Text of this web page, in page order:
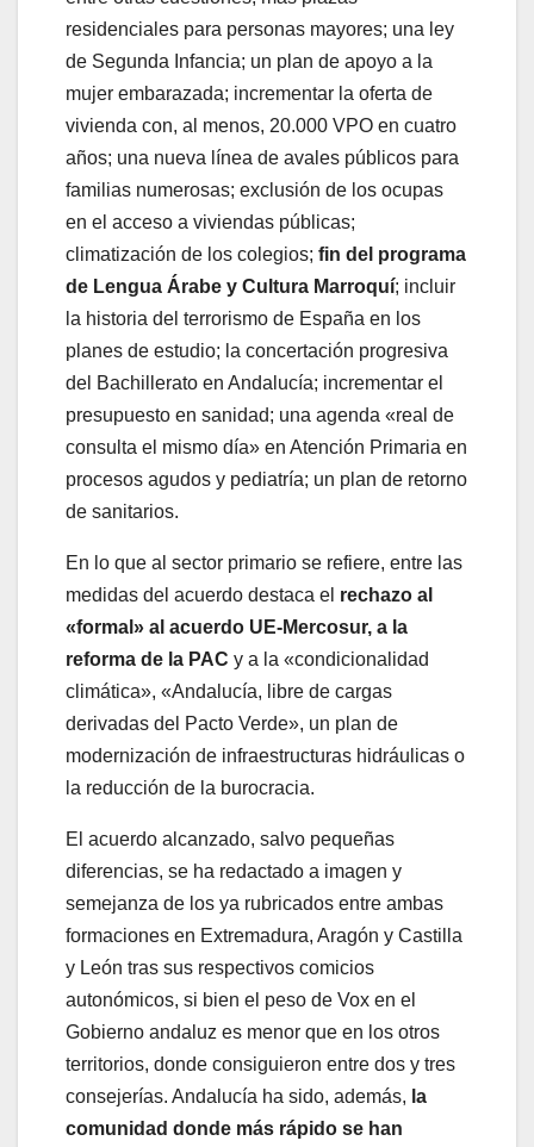
residenciales para personas mayores; una ley
de Segunda Infancia; un plan de apoyo a la
mujer embarazada; incrementar la oferta de
vivienda con, al menos, 20.000 VPO en cuatro
años; una nueva línea de avales públicos para
familias numerosas; exclusión de los ocupas
en el acceso a viviendas públicas;
climatización de los colegios; fin del programa
de Lengua Árabe y Cultura Marroquí; incluir
la historia del terrorismo de España en los
planes de estudio; la concertación progresiva
del Bachillerato en Andalucía; incrementar el
presupuesto en sanidad; una agenda «real de
consulta el mismo día» en Atención Primaria en
procesos agudos y pediatría; un plan de retorno
de sanitarios.
En lo que al sector primario se refiere, entre las
medidas del acuerdo destaca el rechazo al
«formal» al acuerdo UE-Mercosur, a la
reforma de la PAC y a la «condicionalidad
climática», «Andalucía, libre de cargas
derivadas del Pacto Verde», un plan de
modernización de infraestructuras hidráulicas o
la reducción de la burocracia.
El acuerdo alcanzado, salvo pequeñas
diferencias, se ha redactado a imagen y
semejanza de los ya rubricados entre ambas
formaciones en Extremadura, Aragón y Castilla
y León tras sus respectivos comicios
autonómicos, si bien el peso de Vox en el
Gobierno andaluz es menor que en los otros
territorios, donde consiguieron entre dos y tres
consejerías. Andalucía ha sido, además, la
comunidad donde más rápido se han